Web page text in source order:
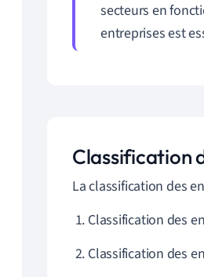
secteurs en
entreprises est
Classification
La classification des
Classification des
Classification des